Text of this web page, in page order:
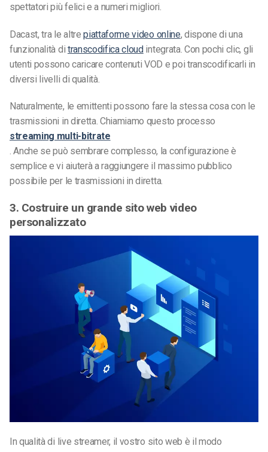
spettatori più felici e a numeri migliori.
Dacast, tra le altrepiattaforme video online, dispone di una
funzionalità di transcodifica cloudintegrata. Con pochi clic, gli
utenti possono caricare contenuti VOD e poi transcodificarli in
diversi livelli di qualità.
Naturalmente, le emittenti possono fare la stessa cosa con le
trasmissioni in diretta. Chiamiamo questo processo
streaming multi-bitrate
. Anche se può sembrare complesso, la configurazione è
semplice e vi aiuterà a raggiungere il massimo pubblico
possibile per le trasmissioni in diretta.
3. Costruire un grande sito web video
personalizzato
In qualità di live streamer, il vostro sito web è il modo